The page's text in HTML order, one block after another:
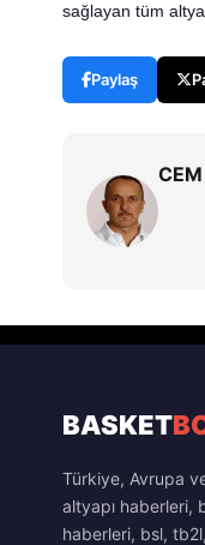
sağlayan tüm
Paylaş
BASKET
Türkiye, Avrupa
altyapı haberleri,
haberleri, bsl,